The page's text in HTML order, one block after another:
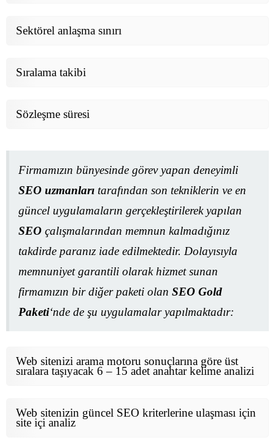
Sektörel anlaşma sınırı
Sıralama takibi
Sözleşme süresi
Firmamızın bünyesinde görev yapan deneyimli
SEO uzmanları tarafından son tekniklerin ve en
güncel uygulamaların gerçekleştirilerek yapılan
SEO çalışmalarından memnun kalmadığınız
takdirde paranız iade edilmektedir. Dolayısıyla
memnuniyet garantili olarak hizmet sunan
firmamızın bir diğer paketi olan SEO Gold
Paketi‘nde de şu uygulamalar yapılmaktadır:
Web sitenizi arama motoru sonuçlarına göre üst
sıralara taşıyacak 6 – 15 adet anahtar kelime analizi
Web sitenizin güncel SEO kriterlerine ulaşması için
site içi analiz